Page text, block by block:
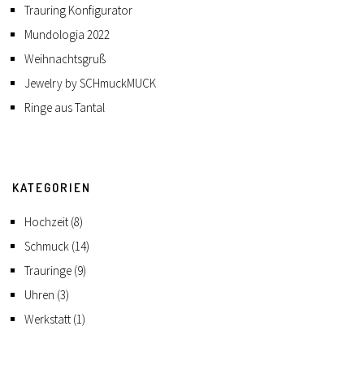
Trauring Konfigurator
Mundologia 2022
Weihnachtsgruß
Jewelry by SCHmuckMUCK
Ringe aus Tantal
KATEGORIEN
Hochzeit (8)
Schmuck (14)
Trauringe (9)
Uhren (3)
Werkstatt (1)